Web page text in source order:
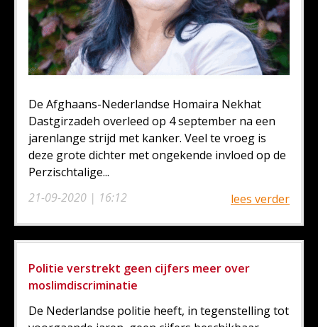
21-09-2020 | 16:12
De Afghaans-Nederlandse Homaira Nekhat
Dastgirzadeh overleed op 4 september na een
jarenlange strijd met kanker. Veel te vroeg is
deze grote dichter met ongekende invloed op de
Perzischtalige...
lees verder
Politie verstrekt geen cijfers meer over
moslimdiscriminatie
De Nederlandse politie heeft, in tegenstelling tot